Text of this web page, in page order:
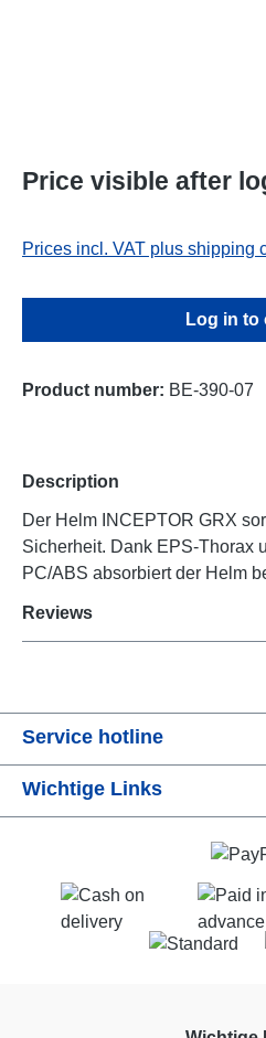
Price visible after
Prices incl. VAT plus shipping
Log in to
Product number: BE-390-07
Description
Der Helm INCEPTOR GRX
Sicherheit. Dank EPS-Thorax
PC/ABS absorbiert der Helm
Reviews
Service hotline
Wichtige Links